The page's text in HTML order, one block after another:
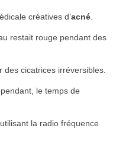
créatives d’acné.
restait rouge pendant des
des cicatrices irréversibles.
le temps de
la radio fréquence